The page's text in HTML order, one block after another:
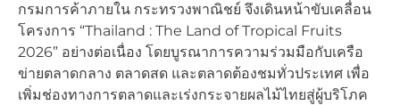
กรมการค้าภายใน กระทรวงพาณิชย์ จึงเดินหน้าขับเคลื่อน
โครงการ “Thailand : The Land of Tropical Fruits
2026” อย่างต่อเนื่อง โดยบูรณาการความร่วมมือกับเครือ
ข่ายตลาดกลาง ตลาดสด และตลาดต้องชมทั่วประเทศ เพื่อ
เพิ่มช่องทางการตลาดและเร่งกระจายผลไม้ไทยสู่ผู้บริโภค